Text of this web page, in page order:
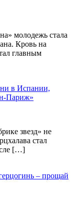
молодежь стала
Кровь на
главным
в Испании,
Париж»
звезд» не
стал
[…]
– прощай